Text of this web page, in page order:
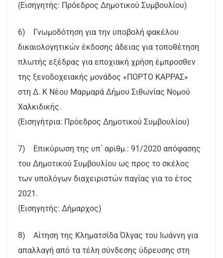
(Εισηγητής: Πρόεδρος Δημοτικού Συμβουλίου)
6) Γνωμοδότηση για την υποβολή φακέλου
δικαιολογητικών έκδοσης άδειας για τοποθέτηση
πλωτής εξέδρας για εποχιακή χρήση έμπροσθεν
της ξενοδοχειακής μονάδος «ΠΟΡΤΟ ΚΑΡΡΑΣ»
στη Δ. Κ Νέου Μαρμαρά Δήμου Σιθωνίας Νομού
Χαλκιδικής.
(Εισηγήτρια: Πρόεδρος Δημοτικού Συμβουλίου)
7) Επικύρωση της υπ΄ αριθμ.: 91/2020 απόφασης
του Δημοτικού Συμβουλίου ως προς το σκέλος
των υπολόγων διαχειριστών παγίας για το έτος
2021.
(Εισηγητής: Δήμαρχος)
8) Αίτηση της Κληματσίδα Όλγας του Ιωάννη για
απαλλαγή από τα τέλη σύνδεσης ύδρευσης στη